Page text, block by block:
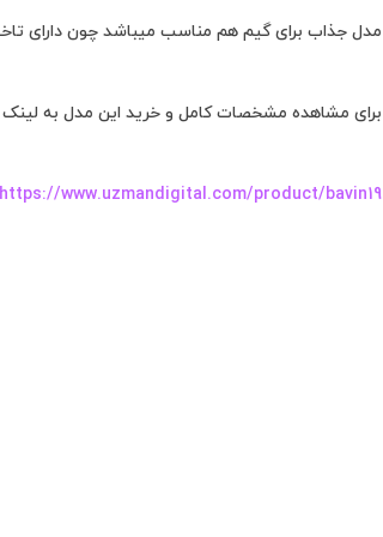
مدل جذاب برای گیم هم مناسب میباشد چون دارای تاخیرصدای بسیار ناچیز در
برای مشاهده مشخصات کامل و خرید این مدل به لینک
https://www.uzmandigital.com/product/bavin19/